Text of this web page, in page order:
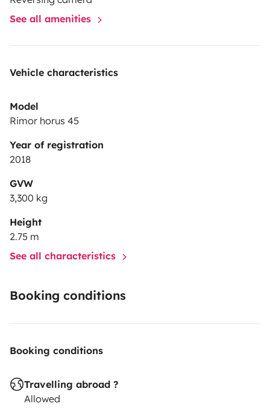
profiter sous le store latéral.
fourgon est muni d'un porte vélo pour 3 vélos.
See all amenities
Vehicle characteristics
Model
Rimor horus 45
Year of registration
2018
GVW
3,300 kg
Height
2.75 m
See all characteristics
Booking conditions
Booking conditions
Travelling abroad ?
Allowed